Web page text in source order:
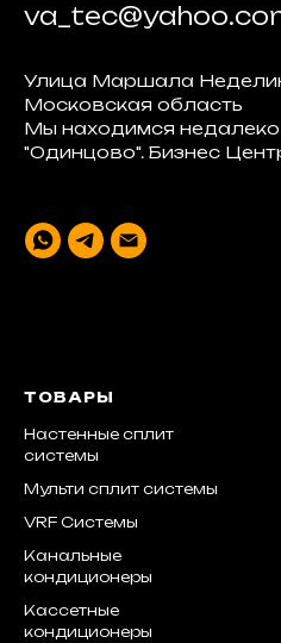
Улица Маршала
Московская область
Мы находимся
"Одинцово". Бизнес
ТОВАРЫ
Настенные сплит
системы
Мульти сплит системы
VRF Системы
Канальные
кондиционеры
Кассетные
кондиционеры